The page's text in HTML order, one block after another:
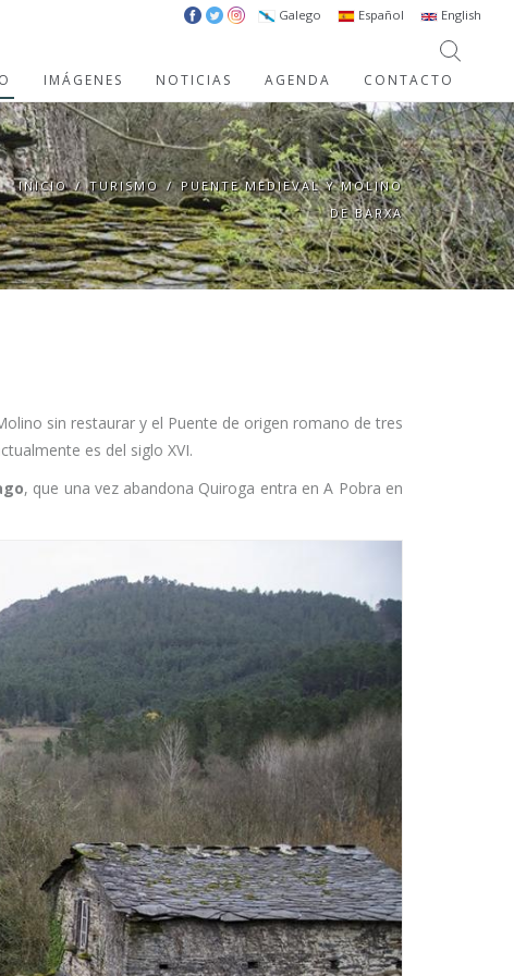
Galego Español English
IMÁGENES NOTICIAS AGENDA CONTACTO
INICIO / TURISMO / PUENTE MEDIEVAL Y MOLINO
DE BARXA
sin restaurar y el Puente de origen romano de tres
es del siglo XVI.
, que una vez abandona Quiroga entra en A Pobra en